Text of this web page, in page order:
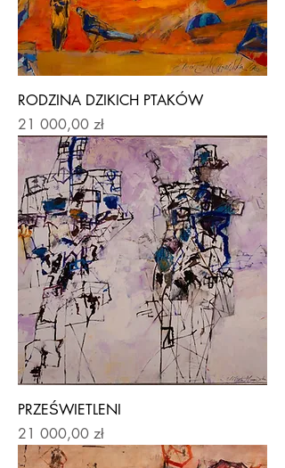
RODZINA DZIKICH PTAKÓW
Price
21 000,00 zł
PRZEŚWIETLENI
Price
21 000,00 zł